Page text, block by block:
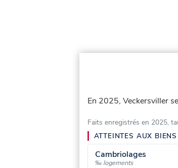
En 2025, Veckersviller
Faits enregistrés en 2025,
ATTEINTES AUX BIENS
Cambriolages
‰ logements